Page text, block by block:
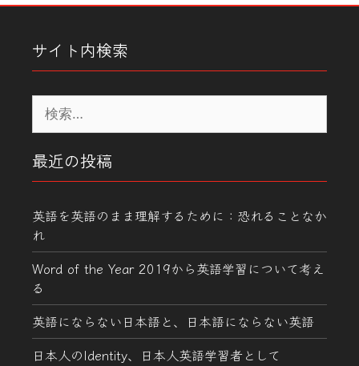
サイト内検索
索:
最近の投稿
英語を英語のまま理解するために：恐れることなか
れ
Word of the Year 2019から英語学習について考え
る
英語にならない日本語と、日本語にならない英語
日本人のIdentity、日本人英語学習者として